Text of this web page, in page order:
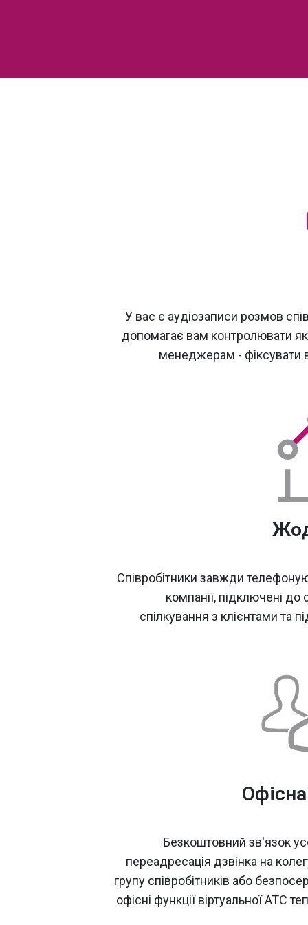
У вас є аудіозаписи розмов
допомагає вам контролювати
менеджерам - фіксувати
Співробітники завжди
компанії, підключені
спілкування з клієнтами та
Безкоштовний зв'язок
переадресація дзвінка на
групу співробітників або
офісні функції віртуальної АТС